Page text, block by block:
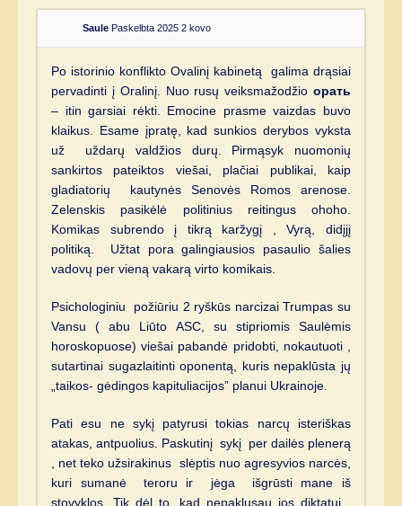
Saule Paskelbta 2025 2 kovo
Po istorinio konflikto Ovalinį kabinetą galima drąsiai
pervadinti į Oralinį. Nuo rusų veiksmažodžio орать
– itin garsiai rėkti. Emocine prasme vaizdas buvo
klaikus. Esame įpratę, kad sunkios derybos vyksta
už uždarų valdžios durų. Pirmąsyk nuomonių
sankirtos pateiktos viešai, plačiai publikai, kaip
gladiatorių kautynės Senovės Romos arenose.
Zelenskis pasikėlė politinius reitingus ohoho.
Komikas subrendo į tikrą karžygį , Vyrą, didįjį
politiką. Užtat pora galingiausios pasaulio šalies
vadovų per vieną vakarą virto komikais.
Psichologiniu požiūriu 2 ryškūs narcizai Trumpas su
Vansu ( abu Liūto ASC, su stipriomis Saulėmis
horoskopuose) viešai pabandė pridobti, nokautuoti ,
sutartinai sugazlaitinti oponentą, kuris nepaklūsta jų
„taikos- gėdingos kapituliacijos” planui Ukrainoje.
Pati esu ne sykį patyrusi tokias narcų isteriškas
atakas, antpuolius. Paskutinį sykį per dailės plenerą
, net teko užsirakinus slėptis nuo agresyvios narcės,
kuri sumanė teroru ir jėga išgrūsti mane iš
stovyklos. Tik dėl to, kad nepaklusau jos diktatui ,